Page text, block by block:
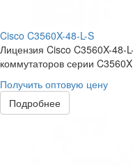
Cisco C3560X-48-L-S
Лицензия Cisco C3560X-48-
коммутаторов серии
Получить оптовую цену
Подробнее